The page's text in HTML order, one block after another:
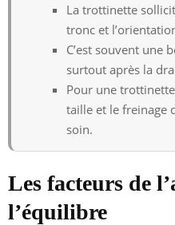
La trottinette
tronc et
C’est souvent une
surtout après la
Pour une
taille et le freinage
soin.
Les facteurs de
l’équilibre